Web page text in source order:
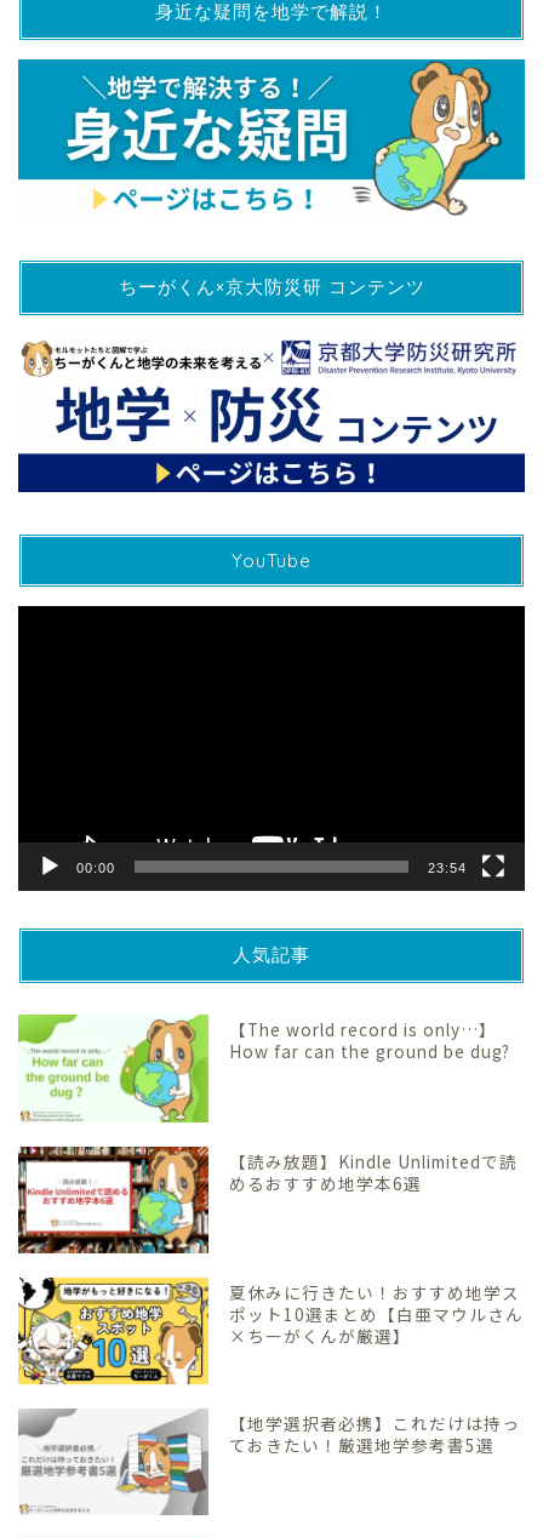
身近な疑問を地学で解説！
ちーがくん×京大防災研 コンテンツ
YouTube
00:00 23:54
人気記事
【The world record is only…】
How far can the ground be dug?
【読み放題】Kindle Unlimitedで読
めるおすすめ地学本6選
夏休みに行きたい！おすすめ地学ス
ポット10選まとめ【白亜マウルさん
×ちーがくんが厳選】
【地学選択者必携】これだけは持っ
ておきたい！厳選地学参考書5選